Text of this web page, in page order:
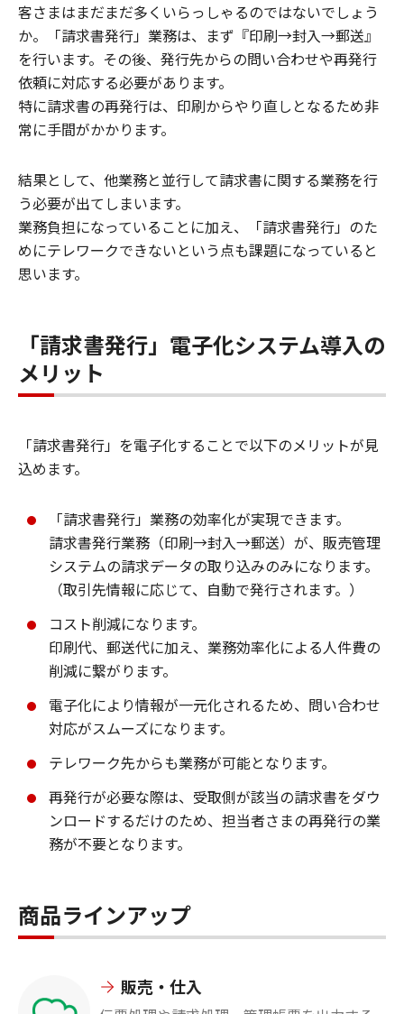
客さまはまだまだ多くいらっしゃるのではないでしょう
か。「請求書発行」業務は、まず『印刷→封入→郵送』
を行います。その後、発行先からの問い合わせや再発行
依頼に対応する必要があります。
特に請求書の再発行は、印刷からやり直しとなるため非
常に手間がかかります。
結果として、他業務と並行して請求書に関する業務を行
う必要が出てしまいます。
業務負担になっていることに加え、「請求書発行」のた
めにテレワークできないという点も課題になっていると
思います。
「請求書発行」電子化システム導入の
メリット
「請求書発行」を電子化することで以下のメリットが見
込めます。
「請求書発行」業務の効率化が実現できます。
請求書発行業務（印刷→封入→郵送）が、販売管理
システムの請求データの取り込みのみになります。
（取引先情報に応じて、自動で発行されます。）
コスト削減になります。
印刷代、郵送代に加え、業務効率化による人件費の
削減に繋がります。
電子化により情報が一元化されるため、問い合わせ
対応がスムーズになります。
テレワーク先からも業務が可能となります。
再発行が必要な際は、受取側が該当の請求書をダウ
ンロードするだけのため、担当者さまの再発行の業
務が不要となります。
商品ラインアップ
販売・仕入